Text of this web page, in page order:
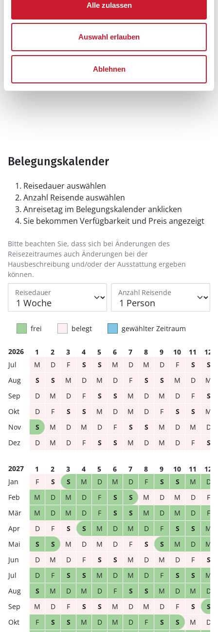
Alle zulassen
Auswahl erlauben
Ablehnen
Belegungskalender
Reisedauer auswählen
Anzahl Reisende auswählen
Anreisetag im Belegungskalender anklicken
Sie bekommen Verfügbarkeit und Preis angezeigt
Reisedauer Anzahl Reisende
Bitte beachten Sie, dass sich bei Änderungen des
Reisezeitraumes auch Änderungen bei der
Hausbeschreibung und/oder der Ausstattung ergeben
können.
frei belegt gewählter Zeitraum
2026 1 2 3 4 5 6 7 8 9 10 11
12
M
D F S S M D M D F S
S
S
S M D M D F S S M D
M
D
M D F S S M D M D F
S
D
F S S M D M D F S S
M
S
M D M D F S S M D M
D
D
M D F S S M D M D F S
2027 1 2 3 4 5 6 7 8 9 10 11
12
F
S S M D M D F S S M
D
M
D M D F S S M D M D
F
M
D M D F S S M D M D
F
D
F S S M D M D F S S
M
S
S M D M D F S S M D
M
D
M D F S S M D M D F
S
D
F S S M D M D F S S
M
S
M D M D F S S M D M
D
M
D F S S M D M D F S
S
F
S S M D M D F S S M D